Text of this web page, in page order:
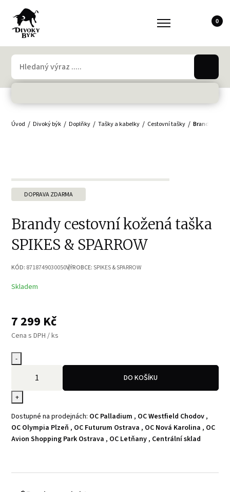
0
Úvod Divoký býk Doplňky Tašky a kabelky Cestovní tašky Brandy
DOPRAVA ZDARMA
Brandy cestovní kožená taška
SPIKES & SPARROW
KÓD: 8718749030050VÝROBCE: SPIKES & SPARROW
Skladem
7 299 Kč
Cena s DPH / ks
-
+
DO KOŠÍKU
Dostupné na prodejnách: OC Palladium , OC Westfield Chodov ,
OC Olympia Plzeň , OC Futurum Ostrava , OC Nová Karolina , OC
Avion Shopping Park Ostrava , OC Letňany , Centrální sklad